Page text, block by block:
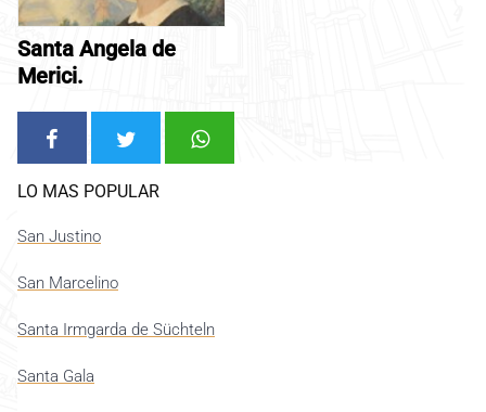
Santa Angela de
Merici.
LO MAS POPULAR
San Justino
San Marcelino
Santa Irmgarda de Süchteln
Santa Gala